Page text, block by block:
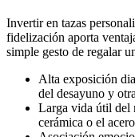
Invertir en tazas
fidelización aporta
simple gesto de regalar
Alta exposición
del desayuno y
Larga vida útil del
cerámica o el